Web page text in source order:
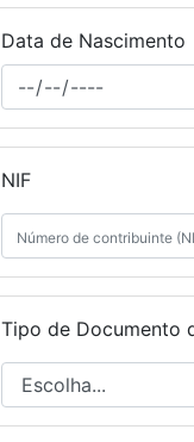
Data de Nascimento
NIF
Tipo de Documento